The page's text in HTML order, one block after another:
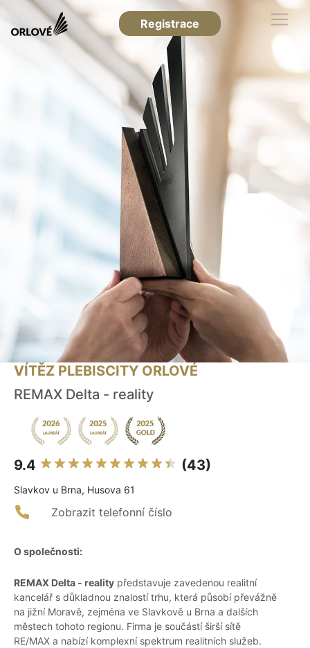
Registrace
VÍTĚZ PLEBISCITY ORLOVÉ
REMAX Delta - reality
9.4 (43)
Slavkov u Brna, Husova 61
Zobrazit telefonní číslo
O společnosti:
REMAX Delta - reality představuje zavedenou realitní
kancelář s důkladnou znalostí trhu, která působí převážně
na jižní Moravě, zejména ve Slavkově u Brna a dalších
městech tohoto regionu. Firma je součástí širší sítě
RE/MAX a nabízí komplexní spektrum realitních služeb.